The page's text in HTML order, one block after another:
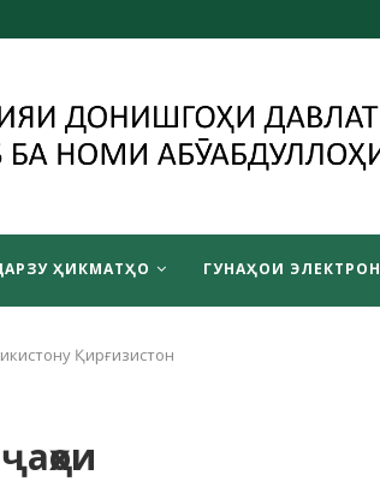
ҲИКМАТҲО ГУНАҲОИ ЭЛЕКТРОНӢ
Қирғизистон